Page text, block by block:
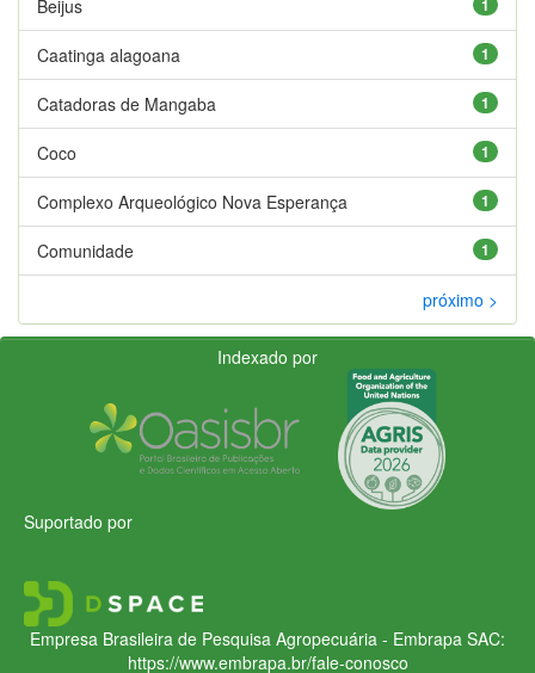
Beijus
1
Caatinga alagoana
1
Catadoras de Mangaba
1
Coco
1
Complexo Arqueológico Nova Esperança
1
Comunidade
próximo >
Indexado por
Suportado por
Empresa Brasileira de Pesquisa Agropecuária - Embrapa SAC:
https://www.embrapa.br/fale-conosco